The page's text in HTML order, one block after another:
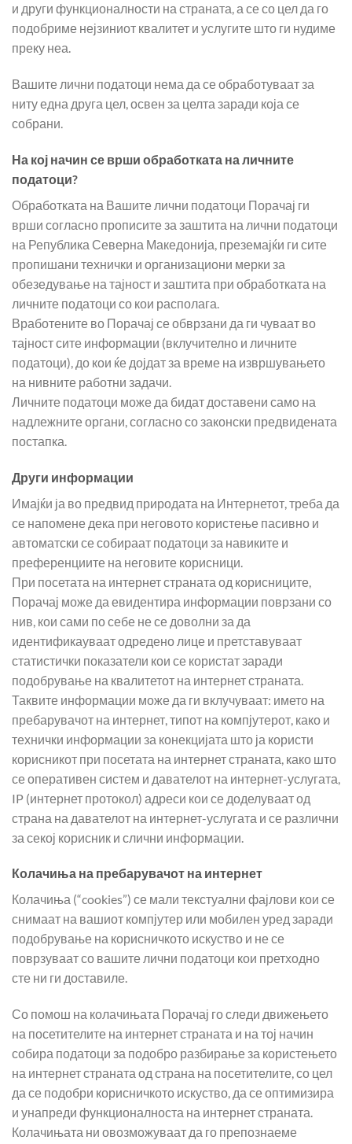
и други функционалности на страната, а се со цел да го
подобриме нејзиниот квалитет и услугите што ги нудиме
преку неа.
Вашите лични податоци нема да се обработуваат за
ниту една друга цел, освен за целта заради која се
собрани.
На кој начин се врши обработката на личните
податоци?
Обработката на Вашите лични податоци Порачај ги
врши согласно прописите за заштита на лични податоци
на Република Северна Македонија, преземајќи ги сите
пропишани технички и организациони мерки за
обезедување на тајност и заштита при обработката на
личните податоци со кои располага.
Вработените во Порачај се обврзани да ги чуваат во
тајност сите информации (вклучително и личните
податоци), до кои ќе дојдат за време на извршувањето
на нивните работни задачи.
Личните податоци може да бидат доставени само на
надлежните органи, согласно со законски предвидената
постапка.
Други информации
Имајќи ја во предвид природата на Интернетот, треба да
се напомене дека при неговото користење пасивно и
автоматски се собираат податоци за навиките и
преференциите на неговите корисници.
При посетата на интернет страната од корисниците,
Порачај може да евидентира информации поврзани со
нив, кои сами по себе не се доволни за да
идентификауваат одредено лице и претставуваат
статистички показатели кои се користат заради
подобрување на квалитетот на интернет страната.
Таквите информации може да ги вклучуваат: името на
пребарувачот на интернет, типот на компјутерот, како и
технички информации за конекцијата што ја користи
корисникот при посетата на интернет страната, како што
се оперативен систем и давателот на интернет-услугата,
IP (интернет протокол) адреси кои се доделуваат од
страна на давателот на интернет-услугата и се различни
за секој корисник и слични информации.
Колачиња на пребарувачот на интернет
Колачиња (“cookies”) се мали текстуални фајлови кои се
снимаат на вашиот компјутер или мобилен уред заради
подобрување на корисничкото искуство и не се
поврзуваат со вашите лични податоци кои претходно
сте ни ги доставиле.
Со помош на колачињата Порачај го следи движењето
на посетителите на интернет страната и на тој начин
собира податоци за подобро разбирање за користењето
на интернет страната од страна на посетителите, со цел
да се подобри корисничкото искуство, да се оптимизира
и унапреди функционалноста на интернет страната.
Колачињата ни овозможуваат да го препознаеме